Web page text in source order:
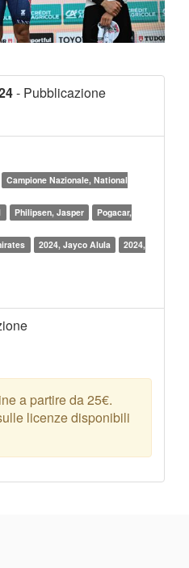
- Pubblicazione
Campione Nazionale, National
Philipsen, Jasper
Pogacar,
2024, Jayco Alula
2024,
a partire da 25€.
licenze disponibili